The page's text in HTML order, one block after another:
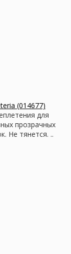
(014677)
для
прозрачных
Не тянется. ..